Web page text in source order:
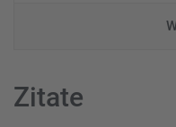
Zitate